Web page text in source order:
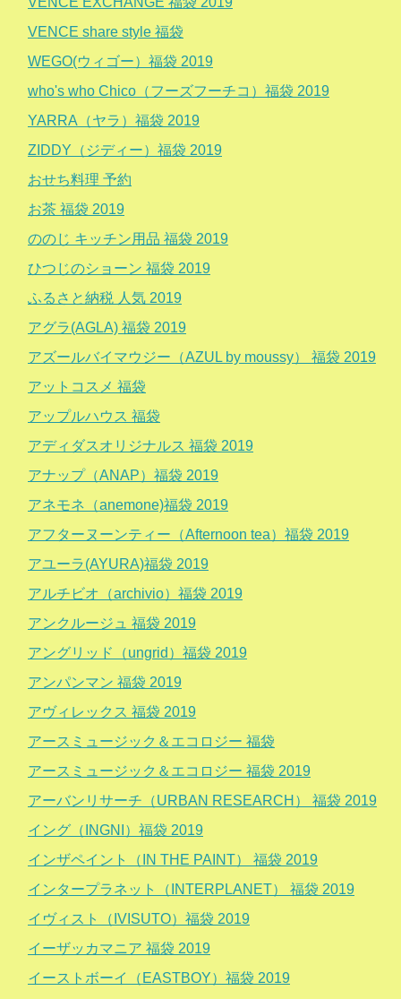
VENCE share style 福袋
WEGO(ウィゴー）福袋 2019
who's who Chico（フーズフーチコ）福袋 2019
YARRA（ヤラ）福袋 2019
ZIDDY（ジディー）福袋 2019
おせち料理 予約
お茶 福袋 2019
ののじ キッチン用品 福袋 2019
ひつじのショーン 福袋 2019
ふるさと納税 人気 2019
アグラ(AGLA) 福袋 2019
アズールバイマウジー（AZUL by moussy） 福袋 2019
アットコスメ 福袋
アップルハウス 福袋
アディダスオリジナルス 福袋 2019
アナップ（ANAP）福袋 2019
アネモネ（anemone)福袋 2019
アフターヌーンティー（Afternoon tea）福袋 2019
アユーラ(AYURA)福袋 2019
アルチビオ（archivio）福袋 2019
アンクルージュ 福袋 2019
アングリッド（ungrid）福袋 2019
アンパンマン 福袋 2019
アヴィレックス 福袋 2019
アースミュージック＆エコロジー 福袋
アースミュージック＆エコロジー 福袋 2019
アーバンリサーチ（URBAN RESEARCH） 福袋 2019
イング（INGNI）福袋 2019
インザペイント（IN THE PAINT） 福袋 2019
インタープラネット（INTERPLANET） 福袋 2019
イヴィスト（IVISUTO）福袋 2019
イーザッカマニア 福袋 2019
イーストボーイ（EASTBOY）福袋 2019